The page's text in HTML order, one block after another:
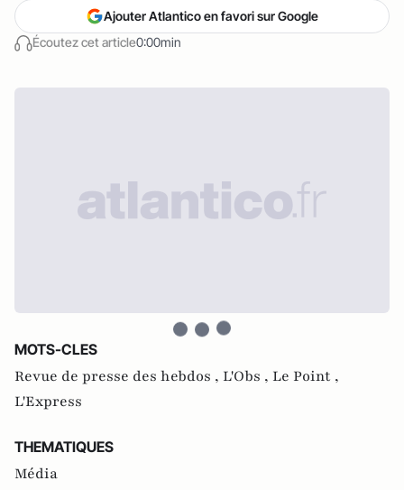
Écoutez cet article0:00min
Ajouter Atlantico en favori sur Google
MOTS-CLES
Revue de presse des hebdos , L'Obs , Le Point ,
L'Express
THEMATIQUES
Média